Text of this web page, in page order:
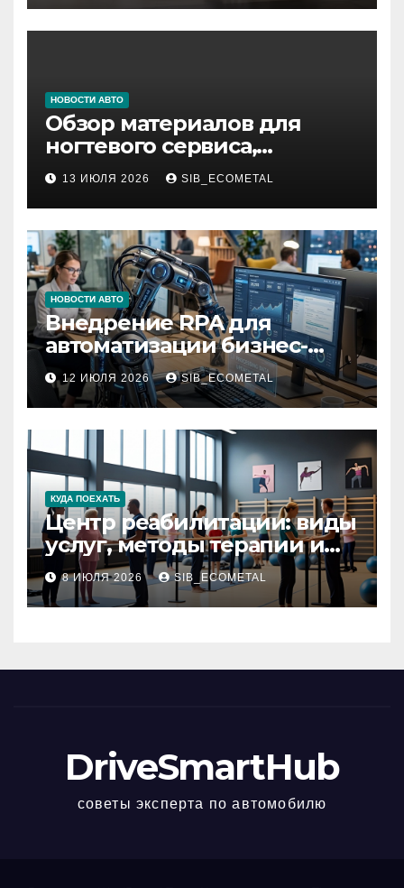
НОВОСТИ АВТО
Обзор материалов для
ногтевого сервиса,
наращивания ресниц и
депиляции
13 ИЮЛЯ 2026 SIB_ECOMETAL
НОВОСТИ АВТО
Внедрение RPA для
автоматизации бизнес-
процессов
12 ИЮЛЯ 2026 SIB_ECOMETAL
КУДА ПОЕХАТЬ
Центр реабилитации: виды
услуг, методы терапии и
критерии качества
8 ИЮЛЯ 2026 SIB_ECOMETAL
DriveSmartHub
советы эксперта по автомобилю